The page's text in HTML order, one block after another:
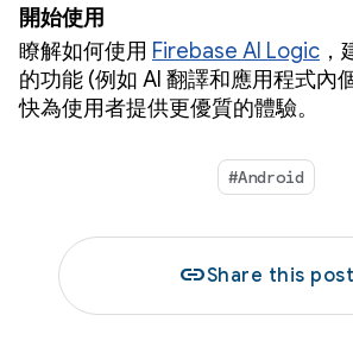
開始使用
瞭解如何使用 Firebase AI Logic
的功能 (例如 AI 翻譯和應用程式內
快為使用者提供更優質的體驗。
#Android
linkShare this post